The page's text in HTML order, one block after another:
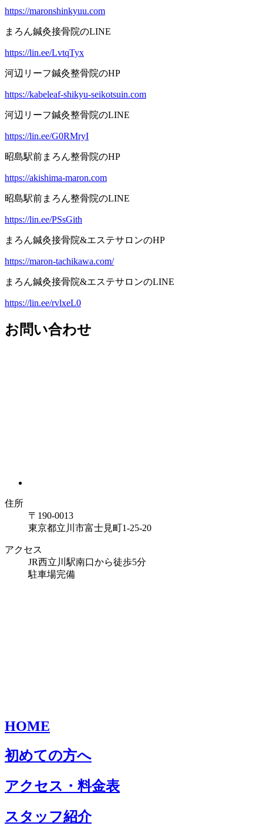
https://maronshinkyuu.com
まろん鍼灸接骨院のLINE
https://lin.ee/LvtqTyx
河辺リーフ鍼灸整骨院のHP
https://kabeleaf-shikyu-seikotsuin.com
河辺リーフ鍼灸整骨院のLINE
https://lin.ee/G0RMryI
昭島駅前まろん整骨院のHP
https://akishima-maron.com
昭島駅前まろん整骨院のLINE
https://lin.ee/PSsGith
まろん鍼灸接骨院&エステサロンのHP
https://maron-tachikawa.com/
まろん鍼灸接骨院&エステサロンのLINE
https://lin.ee/rvlxeL0
お問い合わせ
住所
〒190-0013
東京都立川市富士見町1-25-20
アクセス
JR西立川駅南口から徒歩5分
駐車場完備
HOME
初めての方へ
アクセス・料金表
スタッフ紹介